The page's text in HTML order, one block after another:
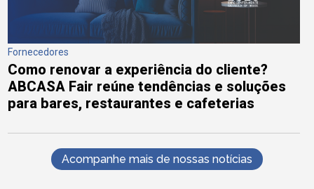
Fornecedores
Como renovar a experiência do cliente?
ABCASA Fair reúne tendências e soluções
para bares, restaurantes e cafeterias
Acompanhe mais de nossas notícias